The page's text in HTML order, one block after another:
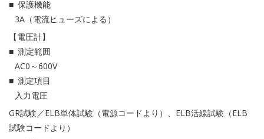
保護機能
3A（電流ヒューズによる）
【電圧計】
測定範囲
AC0～600V
測定項目
入力電圧
GR試験／ELB単体試験（電源コードより）、ELB活線試験（ELB
試験コードより）